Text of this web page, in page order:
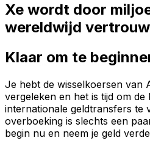
Xe wordt door
wereldwijd
Klaar om te
Je hebt de wisselkoersen van
vergeleken en het is tijd om
internationale geldtransfers te
overboeking is slechts een
begin nu en neem je geld